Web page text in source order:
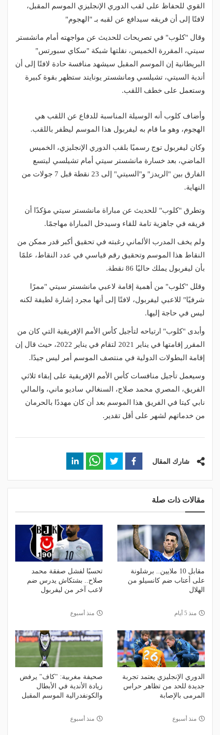
القوي للحفاظ على لقب الدوري الإنجليزي الموسم المقبل،
لافتًا إلى أن فريقه سيدافع عن لقبه بـ "الهجوم"
وقال "كلوب" في تصريحات للحديث عن مواجهته أمام مانشستر
سيتي، المقررة الخميس، نقلتها شبكة "سكاي سبورتس"
البريطانية إن الموسم المقبل سيشهد منافسة حادة لافتًا إلى أن
أندية السيتي، تشيلسي ومانشستر يونايتد ستظهر بقوة كبيرة
وستعمل على خطف اللقب.
وأضاف كلوب أنه الوسيلة المناسبة للدفاع عن اللقب هي
الهجوم، وهو ما قام به ليفربول هذا الموسم ليظفر باللقب.
وكان ليفربول توج رسميًا بلقب الدوري الإنجليزي، الخميس
الماضي، بعد خسارة مانشستر سيتي أمام تشيلسي ليتسع
الفارق بين "الريدز" و"السيتي" إلى 23 نقطة قبل 7 جولات من
النهاية.
وتطرق "كلوب" للحديث عن مباراة مانشستر سيتي مؤكدًا أن
فريقه في جاهزية تامة للقاء وسيدخل المباراة مهاجمًا.
ولم يخف المدرب الألماني رغبته في تحقيق أكبر قدر ممكن من
النقاط هذا الموسم وتحقيق رقم قياسي في عدد النقاط، علمًا
بأن ليفربول يملك حاليًا 86 نقطة.
وقلل "كلوب" من أهمية إقامة لاعبي مانشستر سيتي "ممرًا
شرفيًا" للاعبي ليفربول، لافتًا إلى أنها مجرد إشارة لطيفة لكنه
ليس في حاجة إليها.
وأبدى "كلوب" ارتياحه لتأجيل كأس الأمم الإفريقية التي كان من
المقرر إقامتها في يناير 2021 لتقام في يناير 2022، حيث قال إن
إقامة البطولات الدولية في منتصف الموسم أمر ليس جيدًا.
وسيعمل تأجيل منافسات كأس الأمم الإفريقية على إبقاء ثلاثي
الفريق، المصري محمد صلاح، السنغالي ساديو ماني، والمالي
نابي كيتا في الفريق هذا الموسم بعد أن كان مهددًا بالحرمان
من خدماتهم لشهر على أقل تقدير.
شارك المقال
مقالات ذات صلة
مقابل 10 ملايين.. برشلونة
على أعتاب ضم كانسيلو من
الهلال
منذ 5 أيام
تحسبًا لفشل صفقة محمد
صلاح.. بشتكاش يدرس ضم
لاعب آخر من ليفربول
منذ أسبوع
الدوري الإنجليزي يعتمد تجربة
جديدة للحد من تظاهر حراس
المرمى بالإصابة
منذ أسبوع
صحيفة مغربية: "كاف" يرفض
زيادة الأندية في الأبطال
والكونفدرالية الموسم المقبل
منذ أسبوع